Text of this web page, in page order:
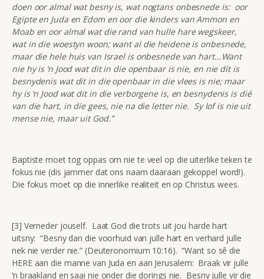
doen oor almal wat besny is, wat nogtans onbesnede is: oor
Egipte en Juda en Edom en oor die kinders van Ammon en
Moab en oor almal wat die rand van hulle hare wegskeer,
wat in die woestyn woon; want al die heidene is onbesnede,
maar die hele huis van Israel is onbesnede van hart...Want
nie hy is ‘n Jood wat dit in die openbaar is nie, en nie dít is
besnydenis wat dit in die openbaar in die vlees is nie; maar
hy is ‘n Jood wat dit in die verborgene is, en besnydenis is dié
van die hart, in die gees, nie na die letter nie. Sy lof is nie uit
mense nie, maar uit God.”
Baptiste moet tog oppas om nie te veel op die uiterlike teken te
fokus nie (dis jammer dat ons naam daaraan gekoppel word!).
Die fokus moet op die innerlike realiteit en op Christus wees.
[3] Verneder jouself. Laat God die trots uit jou harde hart
uitsny: “Besny dan die voorhuid van julle hart en verhard julle
nek nie verder nie.” (Deuteronomium 10:16). “Want so sê die
HERE aan die manne van Juda en aan Jerusalem: Braak vir julle
‘n braakland en saai nie onder die dorings nie. Besny julle vir die